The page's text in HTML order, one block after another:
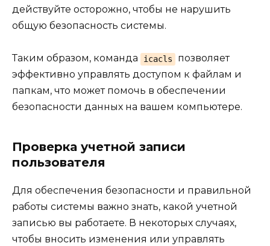
действуйте осторожно, чтобы не нарушить
общую безопасность системы.
Таким образом, команда icacls
позволяет
эффективно управлять доступом к файлам и
папкам, что может помочь в обеспечении
безопасности данных на вашем компьютере.
Проверка учетной записи
пользователя
Для обеспечения безопасности и правильной
работы системы важно знать, какой учетной
записью вы работаете. В некоторых случаях,
чтобы вносить изменения или управлять